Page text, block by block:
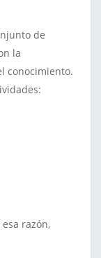
de
la
conocimiento.
razón,